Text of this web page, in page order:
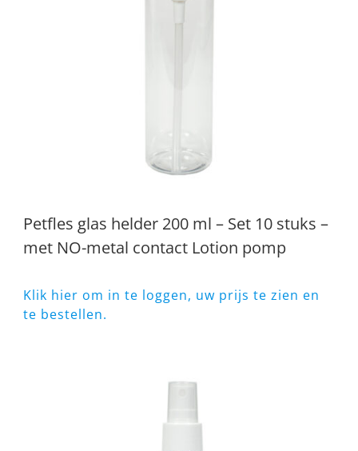
Petfles glas helder 200 ml – Set 10 stuks –
met NO-metal contact Lotion pomp
Klik hier om in te loggen, uw prijs te zien en
te bestellen.